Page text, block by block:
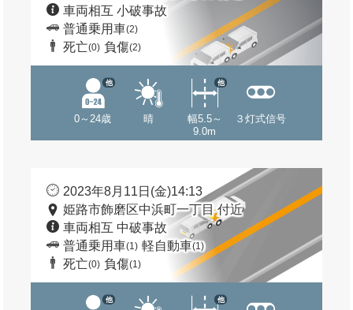
車両相互 小破事故
普通乗用車(2)
死亡(0) 負傷(2)
0～24歳
他
晴
幅5.5～
9.0m
他
３灯式信号
2023年8月11日(金)14:13
姫路市飾磨区中浜町一丁目 付近
車両相互 中破事故
普通乗用車(1) 軽自動車(1)
死亡(0) 負傷(1)
他 他